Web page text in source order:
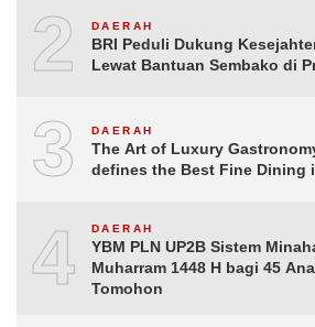
2 DAERAH
BRI Peduli Dukung
Lewat Bantuan Sembako di
3 DAERAH
The Art of Luxury
defines the Best Fine Dining
4 DAERAH
YBM PLN UP2B Sistem
Muharram 1448 H bagi 45
Tomohon